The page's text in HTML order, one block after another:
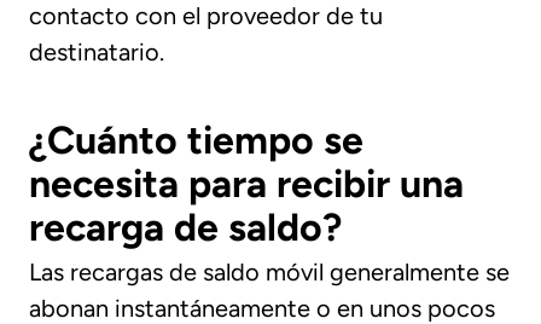
contacto con el proveedor de tu
destinatario.
¿Cuánto tiempo se
necesita para recibir una
recarga de saldo?
Las recargas de saldo móvil generalmente se
abonan instantáneamente o en unos pocos